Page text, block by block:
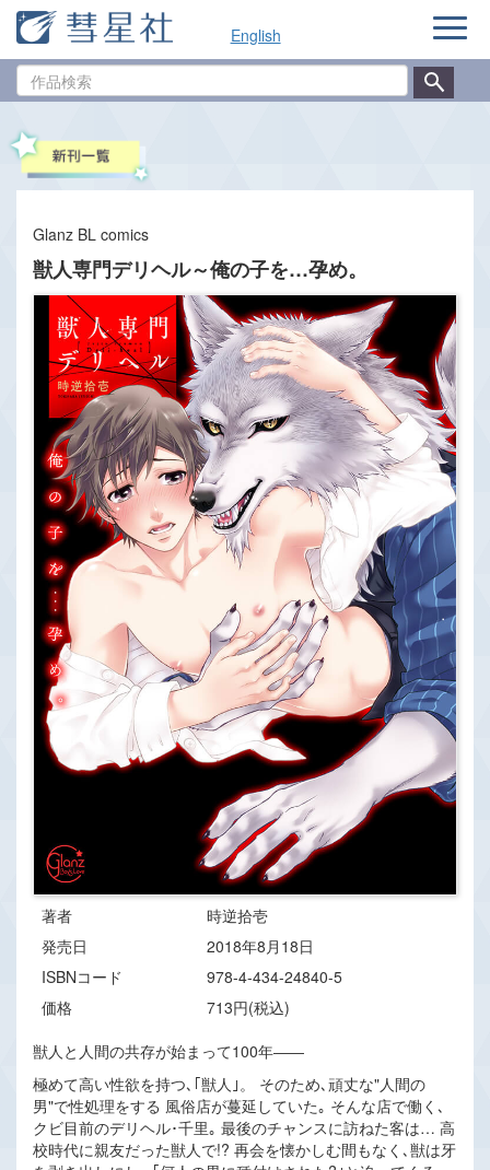
English
品
ナ
ゲ
Glanz BL comics
獣人専門デリヘル～俺の子を…孕め。
著者
時逆拾壱
発売日
2018年8月18日
ISBNコード
978-4-434-24840-5
価格
713円(税込)
獣人と人間の共存が始まって100年――
極めて高い性欲を持つ､｢獣人｣。 そのため､頑丈な"人間の
男"で性処理をする 風俗店が蔓延していた｡ そんな店で働く､
クビ目前のデリヘル･千里｡ 最後のチャンスに訪ねた客は… 高
校時代に親友だった獣人で!? 再会を懐かしむ間もなく､獣は牙